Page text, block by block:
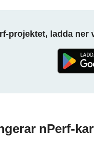
projektet, ladda ner
nPerf-